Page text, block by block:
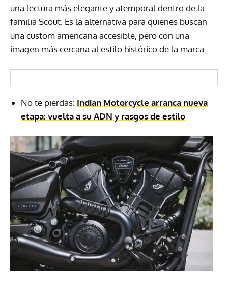
una lectura más elegante y atemporal dentro de la
familia Scout. Es la alternativa para quienes buscan
una custom americana accesible, pero con una
imagen más cercana al estilo histórico de la marca.
No te pierdas: Indian Motorcycle arranca nueva
etapa: vuelta a su ADN y rasgos de estilo